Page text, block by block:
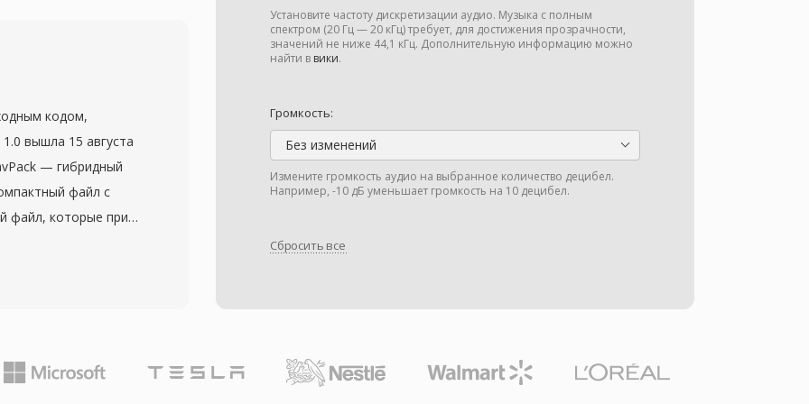
Установите частоту дискретизации аудио. Музыка с полным
спектром (20 Гц — 20 кГц) требует, для достижения прозрачности,
значений не ниже 44,1 кГц. Дополнительную информацию можно
найти в вики.
Громкость:
Без изменений
Измените громкость аудио на выбранное количество децибел.
Например, -10 дБ уменьшает громкость на 10 децибел.
Сбросить все
несёт ряд
для
покадрового
используется в
медицинской
зрении, где
значительно более
кодом,
вышла 15 августа
— гибридный
файл с
файл, которые при
исходный PCM-
до 768 кГц
DSD-контента,